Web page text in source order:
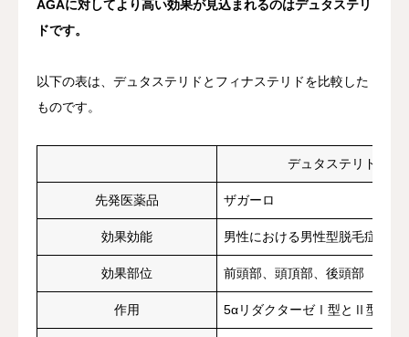
AGAに対してより高い効果が見込まれるのはデュタステリ
ドです。
以下の表は、デュタステリドとフィナステリドを比較した
ものです。
デュタステリド
先発医薬品 ザガーロ
効果効能 男性における男性型脱毛症の進
効果部位 前頭部、頭頂部、後頭部
作用 5αリダクターゼⅠ型とⅡ型を阻